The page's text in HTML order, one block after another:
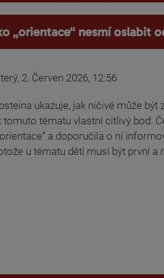
„orientace“ nesmí oslabit
2. Červen 2026, 12:56
ukazuje, jak ničivé může
tomuto tématu vlastní citlivý bod:
a doporučila o ní
u tématu dětí musí být první